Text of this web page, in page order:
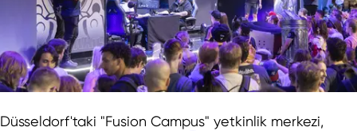
DE TR 日本語 中文
Newsletter NRW.Global Business Haber Bülteni - Her
zaman güncel kalın!
Düsseldorf'taki "Fusion Campus" yetkinlik merkezi,